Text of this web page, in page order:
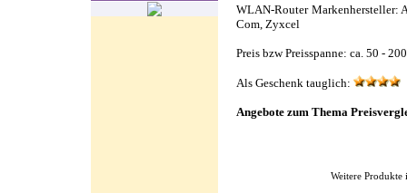
WLAN-Router Markenhersteller:
Com, Zyxcel
Preis bzw Preisspanne: ca. 50 -
Als Geschenk tauglich:
Angebote zum Thema
Weitere Produkte